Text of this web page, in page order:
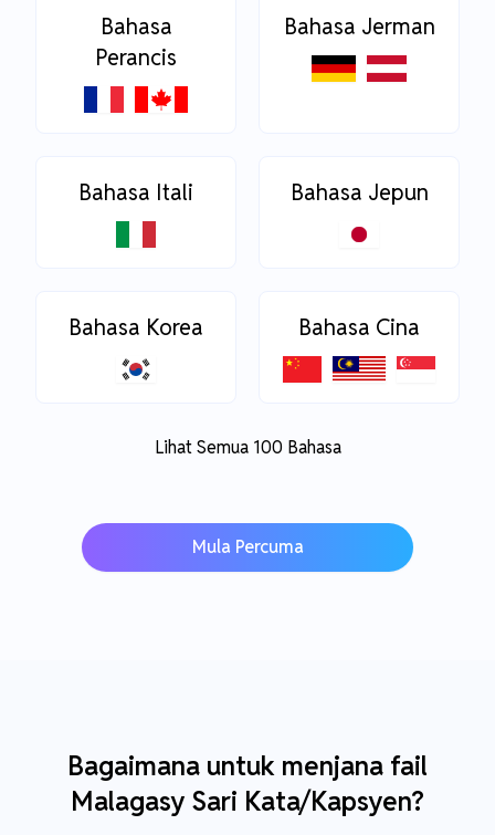
Bahasa
Perancis
Bahasa Jerman
Bahasa Itali Bahasa Jepun
Bahasa Korea Bahasa Cina
Lihat Semua 100 Bahasa
Mula Percuma
Bagaimana untuk menjana fail
Malagasy Sari Kata/Kapsyen?